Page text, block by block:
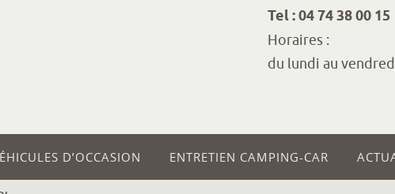
Tel : 04 74 38 00 15
Horaires :
du lundi au
D’OCCASION ENTRETIEN CAMPING-CAR